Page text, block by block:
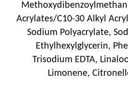
Acrylates/C10-30 Alkyl
Sodium Polyacrylate,
Ethylhexylglycerin,
Trisodium EDTA,
Limonene,